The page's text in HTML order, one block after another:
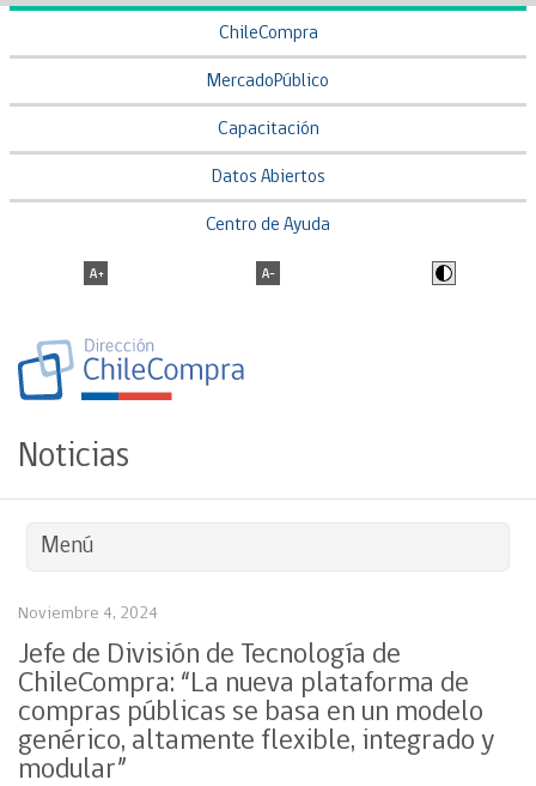
ChileCompra
MercadoPúblico
Capacitación
Datos Abiertos
Centro de Ayuda
Noticias
Menú
Noviembre 4, 2024
Jefe de División de Tecnología de
ChileCompra: “La nueva plataforma de
compras públicas se basa en un modelo
genérico, altamente flexible, integrado y
modular”